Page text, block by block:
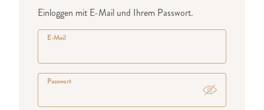
Einloggen mit E-Mail und Ihrem Passwort.
E-Mail
Passwort